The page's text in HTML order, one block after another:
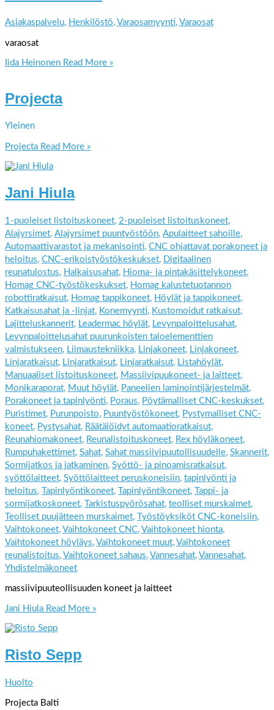
Asiakaspalvelu, Henkilöstö, Varaosamyynti, Varaosat
varaosat
Iida Heinonen Read More »
Projecta
Yleinen
Projecta Read More »
Jani Hiula
1-puoleiset listoituskoneet, 2-puoleiset listoituskoneet,
Alajyrsimet, Alajyrsimet puuntyöstöön, Apulaitteet sahoille,
Automaattivarastot ja mekanisointi, CNC ohjattavat porakoneet ja
heloitus, CNC-erikoistyöstökeskukset, Digitaalinen
reunatulostus, Halkaisusahat, Hioma- ja pintakäsittelykoneet,
Homag CNC-työstökeskukset, Homag kalustetuotannon
robottiratkaisut, Homag tappikoneet, Höylät ja tappikoneet,
Katkaisusahat ja -linjat, Konemyynti, Kustomoidut ratkaisut,
Lajitteluskannerit, Leadermac höylät, Levynpaloittelusahat,
Levynpaloittelusahat puurunkoisten taloelementtien
valmistukseen, Liimaustekniikka, Linjakoneet, Linjakoneet,
Linjaratkaisut, Linjaratkaisut, Linjaratkaisut, Listahöylät,
Manuaaliset listoituskoneet, Massiivipuukoneet- ja laitteet,
Monikaraporat, Muut höylät, Paneelien laminointijärjestelmät,
Porakoneet ja tapinlyönti, Poraus, Pöytämalliset CNC-keskukset,
Puristimet, Purunpoisto, Puuntyöstökoneet, Pystymalliset CNC-
koneet, Pystysahat, Räätälöidyt automaatioratkaisut,
Reunahiomakoneet, Reunalistoituskoneet, Rex höyläkoneet,
Rumpuhakettimet, Sahat, Sahat massiivipuutollisuudelle, Skannerit,
Sormijatkos ja jatkaminen, Syöttö- ja pinoamisratkaisut,
syöttölaitteet, Syöttölaitteet peruskoneisiin, tapinlyönti ja
heloitus, Tapinlyöntikoneet, Tapinlyöntikoneet, Tappi- ja
sormijatkoskoneet, Tarkistuspyörösahat, teolliset murskaimet,
Teolliset puujätteen murskaimet, Työstöyksiköt CNC-koneisiin,
Vaihtokoneet, Vaihtokoneet CNC, Vaihtokoneet hionta,
Vaihtokoneet höyläys, Vaihtokoneet muut, Vaihtokoneet
reunalistoitus, Vaihtokoneet sahaus, Vannesahat, Vannesahat,
Yhdistelmäkoneet
massiivipuuteollisuuden koneet ja laitteet
Jani Hiula Read More »
Risto Sepp
Huolto
Projecta Balti